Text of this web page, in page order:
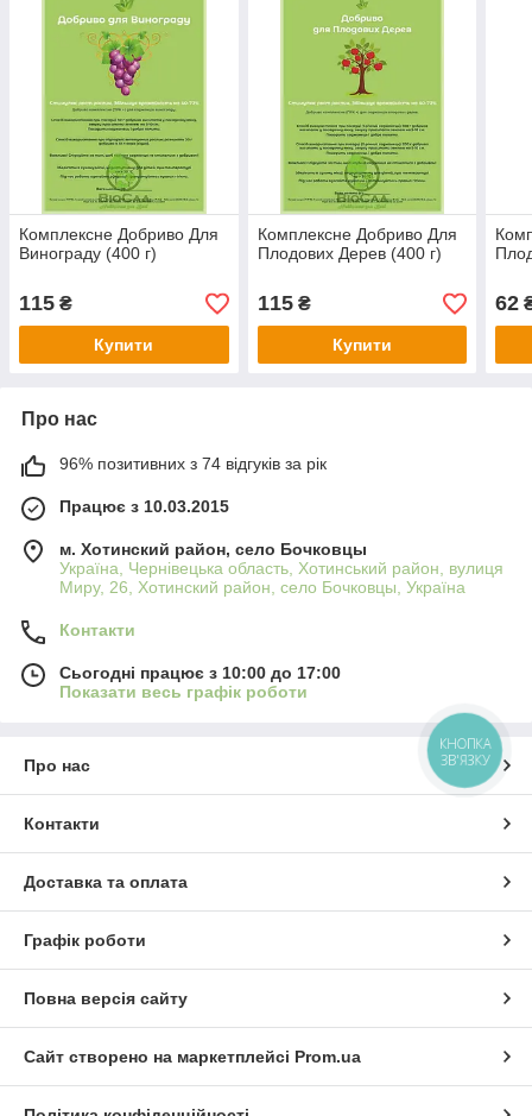
Комплексне Добриво Для
Винограду (400 г)
115 ₴
Купити
Комплексне Добриво Для
Плодових Дерев (400 г)
115₴
Купити
62
Про нас
96% позитивних з 74 відгуків за рік
Працює з 10.03.2015
м. Хотинский район, село Бочковцы
Україна, Чернівецька область, Хотинський район, вулиця
Миру, 26, Хотинский район, село Бочковцы, Україна
Контакти
Сьогодні працює з 10:00 до 17:00
Показати весь графік роботи
Про нас
Контакти
Доставка та оплата
Графік роботи
Повна версія сайту
Сайт створено на маркетплейсі Prom.ua
КНОПКА
ЗВ'ЯЗКУ